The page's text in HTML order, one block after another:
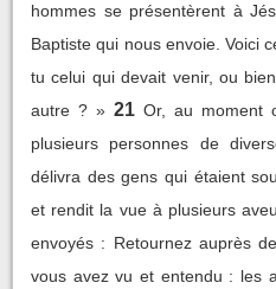
hommes se présentèrent à
Baptiste qui nous envoie. Voici
tu celui qui devait venir, ou
autre ? » 21 Or, au moment
plusieurs personnes de
délivra des gens qui étaient
et rendit la vue à plusieurs
envoyés : Retournez auprès
vous avez vu et entendu : les